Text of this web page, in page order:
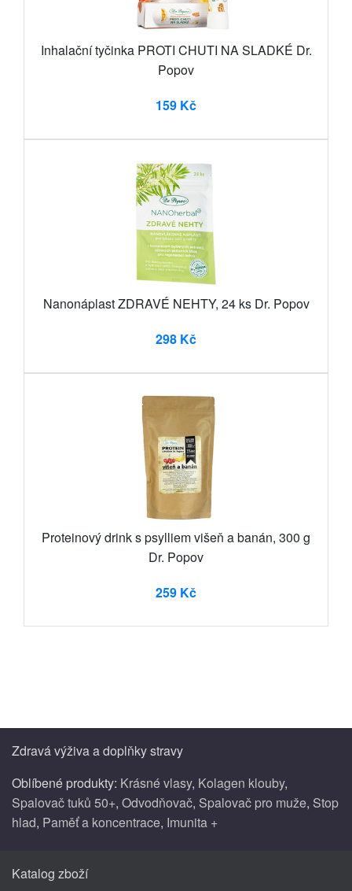
Inhalační tyčinka PROTI CHUTI NA SLADKÉ Dr.
Popov
159 Kč
Nanonáplast ZDRAVÉ NEHTY, 24 ks Dr. Popov
298 Kč
Proteinový drink s psylliem višeň a banán, 300 g
Dr. Popov
259 Kč
Zdravá výživa a doplňky stravy
Oblíbené produkty: Krásné vlasy, Kolagen klouby,
Spalovač tuků 50+, Odvodňovač, Spalovač pro muže, Stop
hlad, Paměť a koncentrace, Imunita +
Katalog zboží